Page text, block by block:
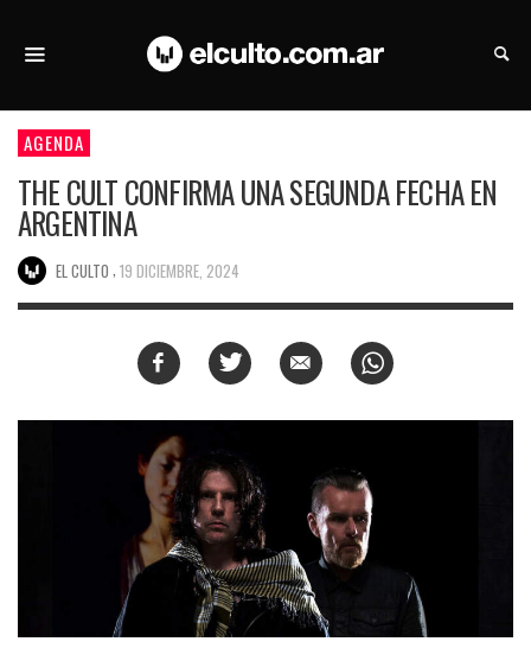
AGENDA
THE CULT CONFIRMA UNA SEGUNDA FECHA EN
ARGENTINA
EL CULTO 19 DICIEMBRE, 2024